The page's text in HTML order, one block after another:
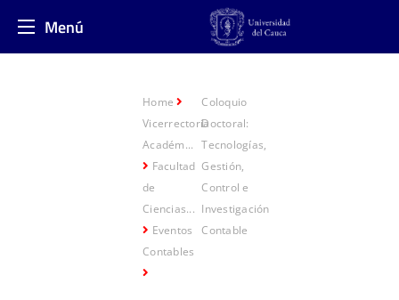
Menú
Home
Vicerrectoría
Académ...
Facultad
de
Ciencias...
Eventos
Contables
Coloquio
Doctoral:
Tecnologías,
Gestión,
Control e
Investigación
Contable